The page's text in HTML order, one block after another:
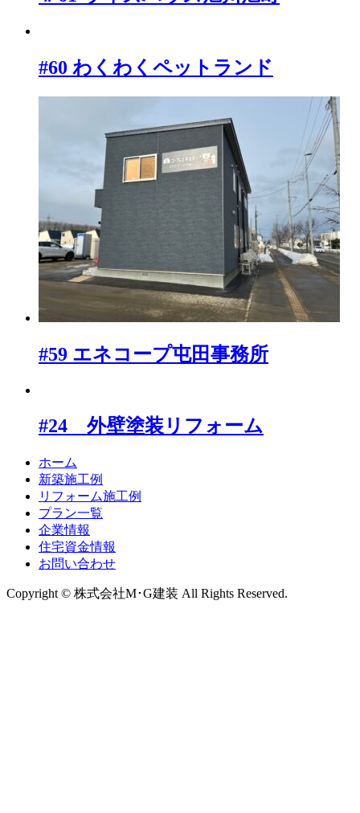
#60 わくわくペットランド
#59 エネコープ屯田事務所
#24 外壁塗装リフォーム
ホーム
新築施工例
リフォーム施工例
プラン一覧
企業情報
住宅資金情報
お問い合わせ
Copyright © 株式会社M･G建装 All Rights Reserved.